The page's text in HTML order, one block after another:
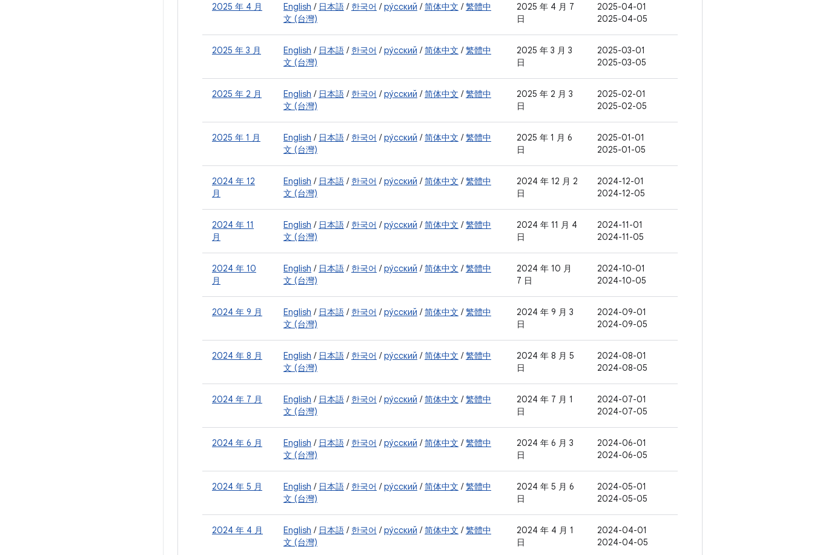
2025 年 4 月 English / 日本語 / 한국어 /ру́сский /简体中文 /繁體中
文 (台灣)
2025 年 4 月 7
日
2025-04-01
2025-04-05
2025 年 3 月 English / 日本語 / 한국어 /ру́сский /简体中文 /繁體中
文 (台灣)
2025 年 3 月 3
日
2025-03-01
2025-03-05
2025 年 2 月 English / 日本語 / 한국어 /ру́сский /简体中文 /繁體中
文 (台灣)
2025 年 2 月 3
日
2025-02-01
2025-02-05
2025 年 1 月 English / 日本語 / 한국어 /ру́сский /简体中文 /繁體中
文 (台灣)
2025 年 1 月 6
日
2025-01-01
2025-01-05
2024 年 12
月
English / 日本語 / 한국어 /ру́сский /简体中文 /繁體中
文 (台灣)
2024 年 12 月 2
日
2024-12-01
2024-12-05
2024 年 11
月
English / 日本語 / 한국어 /ру́сский /简体中文 /繁體中
文 (台灣)
2024 年 11 月 4
日
2024-11-01
2024-11-05
2024 年 10
月
English / 日本語 / 한국어 /ру́сский /简体中文 /繁體中
文 (台灣)
2024 年 10 月
7 日
2024-10-01
2024-10-05
2024 年 9 月 English / 日本語 / 한국어 /ру́сский /简体中文 /繁體中
文 (台灣)
2024 年 9 月 3
日
2024-09-01
2024-09-05
2024 年 8 月 English / 日本語 / 한국어 /ру́сский /简体中文 /繁體中
文 (台灣)
2024 年 8 月 5
日
2024-08-01
2024-08-05
2024 年 7 月 English / 日本語 / 한국어 /ру́сский /简体中文 /繁體中
文 (台灣)
2024 年 7 月 1
日
2024-07-01
2024-07-05
2024 年 6 月 English / 日本語 / 한국어 /ру́сский /简体中文 /繁體中
文 (台灣)
2024 年 6 月 3
日
2024-06-01
2024-06-05
2024 年 5 月 English / 日本語 / 한국어 /ру́сский /简体中文 /繁體中
文 (台灣)
2024 年 5 月 6
日
2024-05-01
2024-05-05
2024 年 4 月 English / 日本語 / 한국어 /ру́сский /简体中文 /繁體中
文 (台灣)
2024 年 4 月 1
日
2024-04-01
2024-04-05